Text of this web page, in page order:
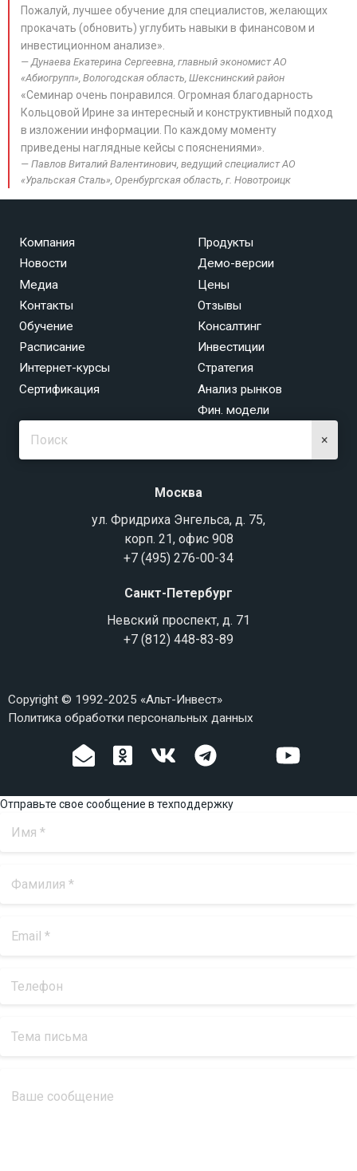
Пожалуй, лучшее обучение для специалистов, желающих
прокачать (обновить) углубить навыки в финансовом и
инвестиционном анализе».
Дунаева Екатерина Сергеевна, главный экономист АО
«Абиогрупп», Вологодская область, Шекснинский район
«Семинар очень понравился. Огромная благодарность
Кольцовой Ирине за интересный и конструктивный подход
в изложении информации. По каждому моменту
приведены наглядные кейсы с пояснениями».
Павлов Виталий Валентинович, ведущий специалист АО
«Уральская Сталь», Оренбургская область, г. Новотроицк
Компания
Новости
Медиа
Контакты
Продукты
Демо-версии
Цены
Отзывы
Обучение
Расписание
Интернет-курсы
Сертификация
Консалтинг
Инвестиции
Стратегия
Анализ рынков
Фин. модели
×
Москва
ул. Фридриха Энгельса, д. 75,
корп. 21, офис 908
+7 (495) 276-00-34
Санкт-Петербург
Невский проспект, д. 71
+7 (812) 448-83-89
Copyright © 1992-2025 «Альт-Инвест»
Политика обработки персональных данных
Отправьте свое сообщение в техподдержку